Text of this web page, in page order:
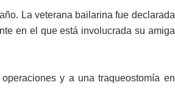
La veterana bailarina fue declarada
en el que está involucrada su amiga
y a una traqueostomía en